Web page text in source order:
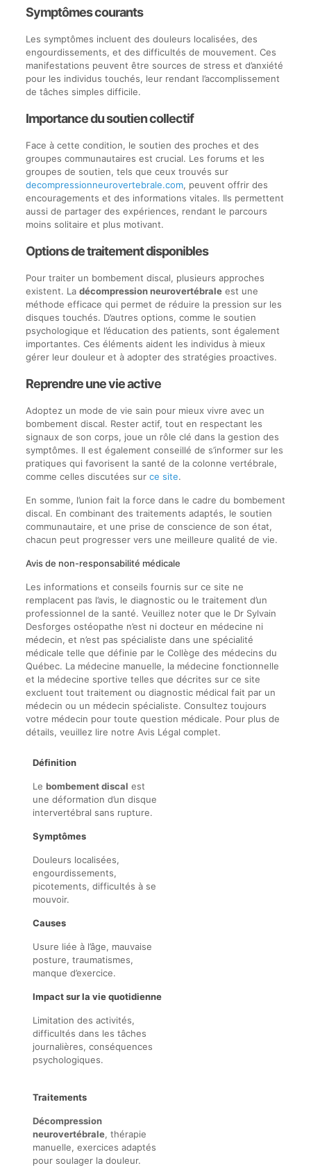
Symptômes courants
Les symptômes incluent des douleurs localisées, des
engourdissements, et des difficultés de mouvement. Ces
manifestations peuvent être sources de stress et d’anxiété
pour les individus touchés, leur rendant l’accomplissement
de tâches simples difficile.
Importance du soutien collectif
Face à cette condition, le soutien des proches et des
groupes communautaires est crucial. Les forums et les
groupes de soutien, tels que ceux trouvés sur
decompressionneurovertebrale.com, peuvent offrir des
encouragements et des informations vitales. Ils permettent
aussi de partager des expériences, rendant le parcours
moins solitaire et plus motivant.
Options de traitement disponibles
Pour traiter un bombement discal, plusieurs approches
existent. La décompression neurovertébraleest une
méthode efficace qui permet de réduire la pression sur les
disques touchés. D’autres options, comme le soutien
psychologique et l’éducation des patients, sont également
importantes. Ces éléments aident les individus à mieux
gérer leur douleur et à adopter des stratégies proactives.
Reprendre une vie active
Adoptez un mode de vie sain pour mieux vivre avec un
bombement discal. Rester actif, tout en respectant les
signaux de son corps, joue un rôle clé dans la gestion des
symptômes. Il est également conseillé de s’informer sur les
pratiques qui favorisent la santé de la colonne vertébrale,
comme celles discutées sur ce site.
En somme, l’union fait la force dans le cadre du bombement
discal. En combinant des traitements adaptés, le soutien
communautaire, et une prise de conscience de son état,
chacun peut progresser vers une meilleure qualité de vie.
Avis de non-responsabilité médicale
Les informations et conseils fournis sur ce site ne
remplacent pas l’avis, le diagnostic ou le traitement d’un
professionnel de la santé. Veuillez noter que le Dr Sylvain
Desforges ostéopathe n’est ni docteur en médecine ni
médecin, et n’est pas spécialiste dans une spécialité
médicale telle que définie par le Collège des médecins du
Québec. La médecine manuelle, la médecine fonctionnelle
et la médecine sportive telles que décrites sur ce site
excluent tout traitement ou diagnostic médical fait par un
médecin ou un médecin spécialiste. Consultez toujours
votre médecin pour toute question médicale. Pour plus de
détails, veuillez lire notre Avis Légal complet.
Définition
Le bombement discal est
une déformation d’un disque
intervertébral sans rupture.
Symptômes
Douleurs localisées,
engourdissements,
picotements, difficultés à se
mouvoir.
Causes
Usure liée à l’âge, mauvaise
posture, traumatismes,
manque d’exercice.
Impact sur la vie quotidienne
Limitation des activités,
difficultés dans les tâches
journalières, conséquences
psychologiques.
Traitements
Décompression
neurovertébrale, thérapie
manuelle, exercices adaptés
pour soulager la douleur.